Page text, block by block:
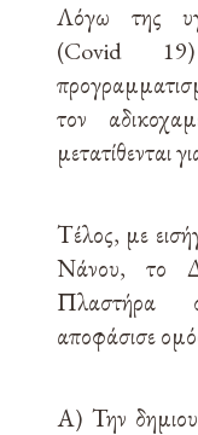
Λόγω της
(Covid
τον
μετατίθενται
Τέλος, με
Νάνου, το
Πλαστήρα
αποφάσισε
Α) Την